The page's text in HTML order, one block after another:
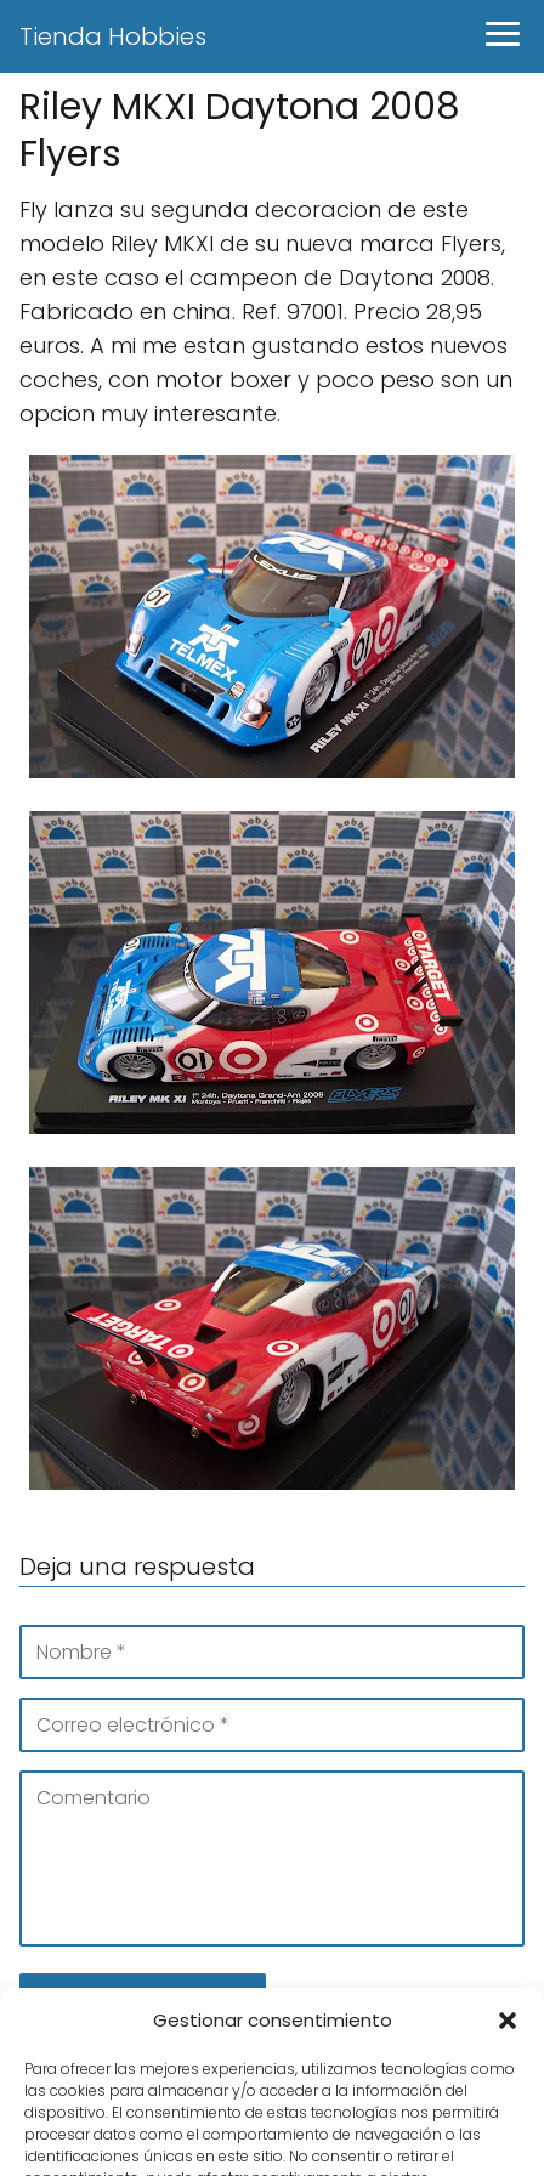
Gestionar consentimiento
Para ofrecer las mejores experiencias, utilizamos tecnologías como
las cookies para almacenar y/o acceder a la información del
dispositivo. El consentimiento de estas tecnologías nos permitirá
procesar datos como el comportamiento de navegación o las
identificaciones únicas en este sitio. No consentir o retirar el
Tienda Hobbies
Riley MKXI Daytona 2008
Flyers
Fly lanza su segunda decoracion de este
modelo Riley MKXI de su nueva marca Flyers,
en este caso el campeon de Daytona 2008.
Fabricado en china. Ref. 97001. Precio 28,95
euros. A mi me estan gustando estos nuevos
coches, con motor boxer y poco peso son un
opcion muy interesante.
Deja una respuesta